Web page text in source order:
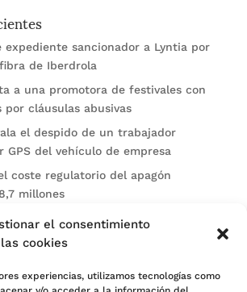
el consentimiento
cookies
experiencias, utilizamos tecnologías como
expediente sancionador a Lyntia por
de Iberdrola
a una promotora de festivales con
por cláusulas abusivas
el despido de un trabajador
GPS del vehículo de empresa
coste regulatorio del apagón
millones
sanciones de la CNMV a Soltec y